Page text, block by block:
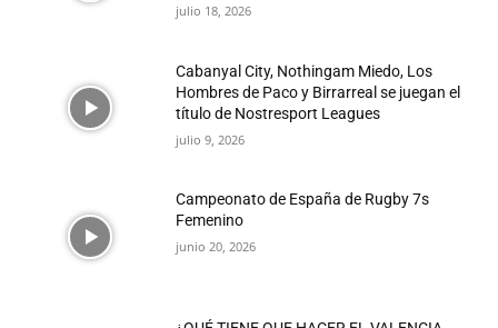
julio 18, 2026
Cabanyal City, Nothingam Miedo, Los
Hombres de Paco y Birrarreal se juegan el
título de Nostresport Leagues
julio 9, 2026
Campeonato de España de Rugby 7s
Femenino
junio 20, 2026